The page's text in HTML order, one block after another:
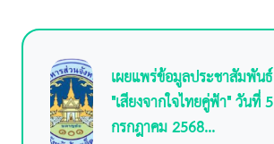
เผยแพร่ข้อมูลประชาสัมพันธ์
"เสียงจากใจไทยคู่ฟ้า" วันที่ 5
กรกฎาคม 2568...